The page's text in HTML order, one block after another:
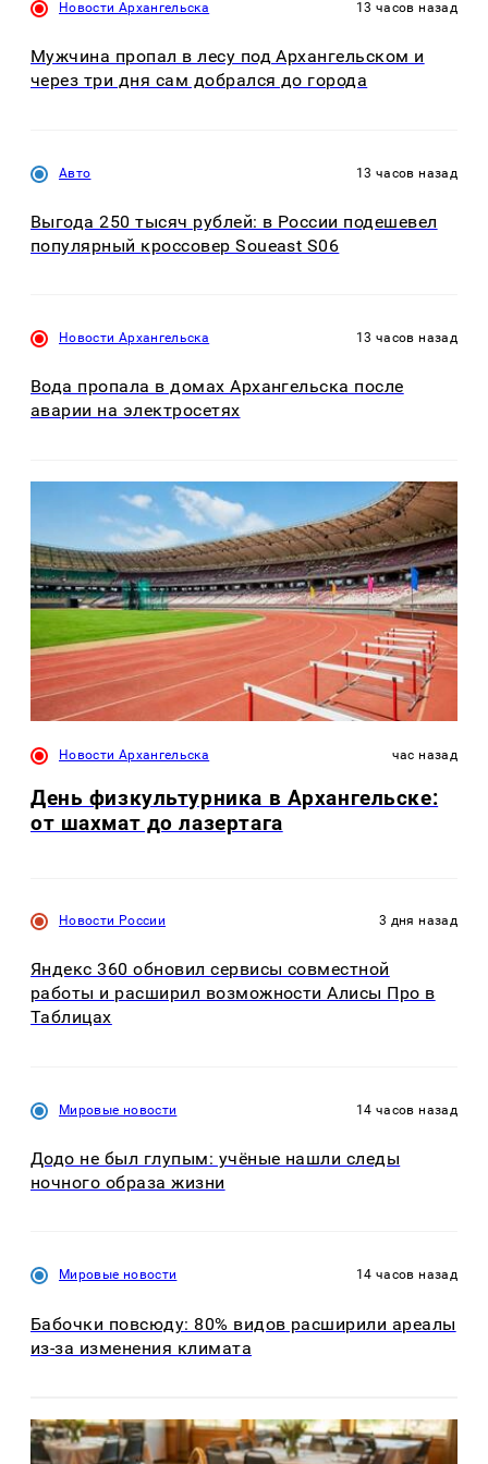
Новости Архангельска 13 часов назад
Мужчина пропал в лесу под Архангельском и
через три дня сам добрался до города
Авто 13 часов назад
Выгода 250 тысяч рублей: в России подешевел
популярный кроссовер Soueast S06
Новости Архангельска 13 часов назад
Вода пропала в домах Архангельска после
аварии на электросетях
Новости Архангельска час назад
День физкультурника в Архангельске:
от шахмат до лазертага
Новости России 3 дня назад
Яндекс 360 обновил сервисы совместной
работы и расширил возможности Алисы Про в
Таблицах
Мировые новости 14 часов назад
Додо не был глупым: учёные нашли следы
ночного образа жизни
Мировые новости 14 часов назад
Бабочки повсюду: 80% видов расширили ареалы
из-за изменения климата